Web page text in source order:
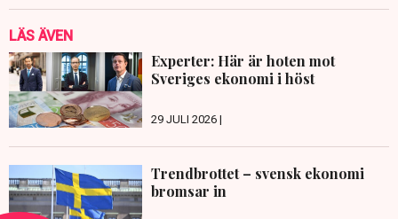
LÄS ÄVEN
Experter: Här är hoten mot
Sveriges ekonomi i höst
29 JULI 2026 |
Trendbrottet – svensk ekonomi
bromsar in